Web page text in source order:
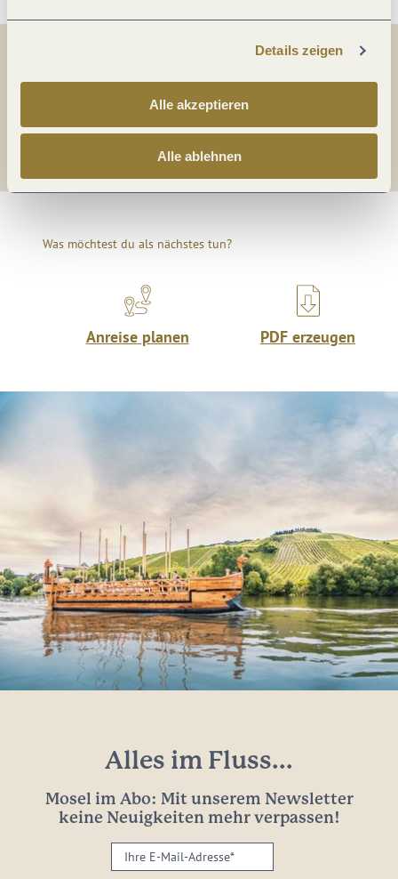
Details zeigen
Alle akzeptieren
Alle ablehnen
Teilen
Was möchtest du als nächstes tun?
Anreise planen PDF erzeugen
Alles im Fluss...
Mosel im Abo: Mit unserem Newsletter
keine Neuigkeiten mehr verpassen!
Ihre
E-